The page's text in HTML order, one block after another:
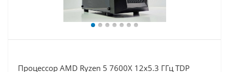
Процессор AMD Ryzen 5 7600X 12x5.3 ГГц TDP